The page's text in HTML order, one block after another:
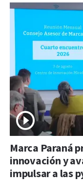
Marca Paraná
innovación y
impulsar a las